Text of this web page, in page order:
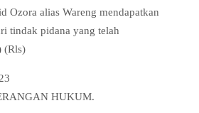
Ozora alias Wareng mendapatkan
tindak pidana yang telah
(Rls)
HUKUM.